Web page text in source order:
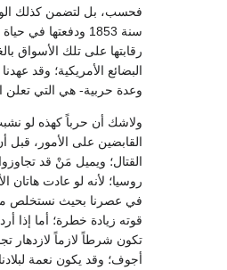
فحسب، بل لتضمن كذلك
سنة 1853
رقابتها على تلك الأسواق
البضائع الأمريكية؛ وقد
وعدة حربية- هي التي تعلن
ولاشك أن حرباً كهذه لو
القابضين على الأمور، قبل
القتال؛ ويميل مَنْ قد
روسيا؛ لأنه لو عادت هاتان
في عصرنا بحيث نستخلص
قوته زيادة خطرة؛ أما إذا
تكون شرطاً لازماً لازدهار
أجوف؛ وقد يكون نعمة